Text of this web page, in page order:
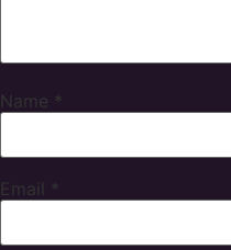
Name *
Email *